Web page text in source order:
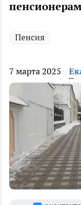
Пенсия
7 марта 2025